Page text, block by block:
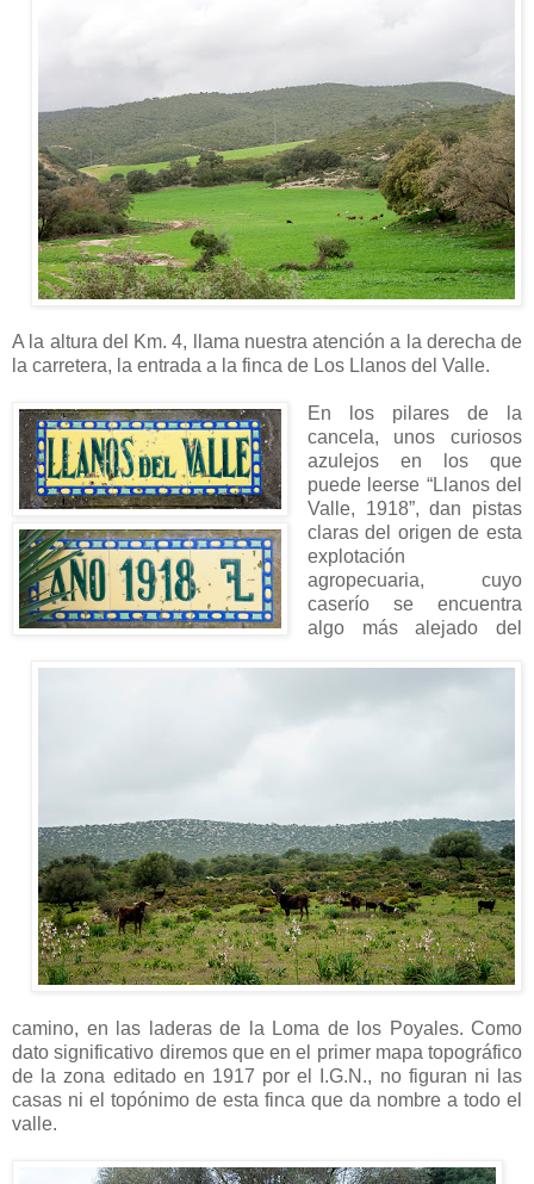
A la altura del Km. 4, llama nuestra atención a la derecha de
la carretera, la entrada a la finca de Los Llanos del Valle.
En los pilares de la
cancela, unos curiosos
azulejos en los que
puede leerse “Llanos del
Valle, 1918”, dan pistas
claras del origen de esta
explotación
agropecuaria, cuyo
caserío se encuentra
algo más alejado del
camino, en las laderas de la Loma de los Poyales. Como
dato significativo diremos que en el primer mapa topográfico
de la zona editado en 1917 por el I.G.N., no figuran ni las
casas ni el topónimo de esta finca que da nombre a todo el
valle.